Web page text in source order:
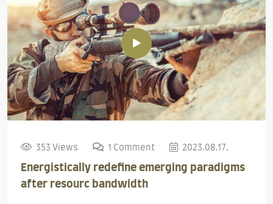
353 Views 1 Comment 2023.08.17.
Energistically redefine emerging paradigms
after resourc bandwidth